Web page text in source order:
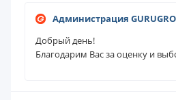
Администрация
Добрый день!
Благодарим Вас за оценку и